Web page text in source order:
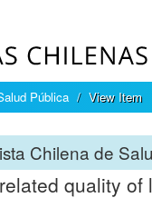
Pública View Item
Chilena de
quality